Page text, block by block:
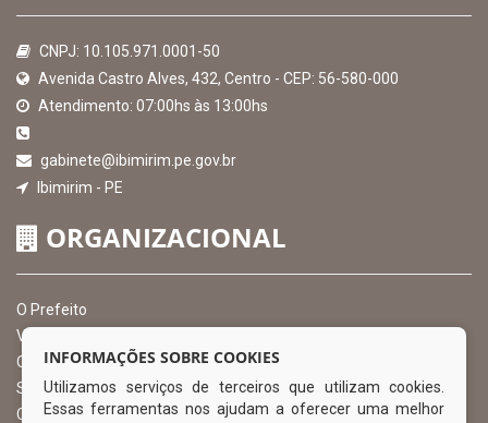
CNPJ: 10.105.971.0001-50
Avenida Castro Alves, 432, Centro - CEP: 56-580-000
Atendimento: 07:00hs às 13:00hs
gabinete@ibimirim.pe.gov.br
Ibimirim - PE
ORGANIZACIONAL
O Prefeito
Vice Prefeito
Ouvidoria Municipal
Serviço de Informação ao Cidadão – SIC
Chefe de Gabinete
INFORMAÇÕES SOBRE COOKIES
Utilizamos serviços de terceiros que utilizam cookies.
Essas ferramentas nos ajudam a oferecer uma melhor